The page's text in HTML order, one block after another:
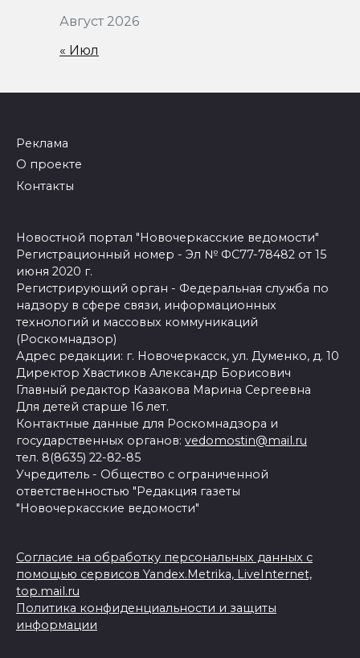
Август 2026
« Июл
Реклама
О проекте
Контакты
Новостной портал "Новочеркасские ведомости"
Регистрационный номер - Эл № ФС77-78482 от 15
июня 2020 г.
Регистрирующий орган - Федеральная служба по
надзору в сфере связи, информационных
технологий и массовых коммуникаций
(Роскомнадзор)
Адрес редакции: г. Новочеркасск, ул. Думенко, д. 10
Директор Хвастиков Александр Борисович
Главный редактор Казакова Марина Сергеевна
Для детей старше 16 лет.
Контактные данные для Роскомнадзора и
государственных органов: vedomostin@mail.ru
тел. 8(8635) 22-82-85
Учредитель - Общество с ограниченной
ответственностью "Редакция газеты
"Новочеркасские ведомости"
Согласие на обработку персональных данных с
помощью сервисов Yandex.Metrika, LiveInternet,
top.mail.ru
Политика конфиденциальности и защиты
информации